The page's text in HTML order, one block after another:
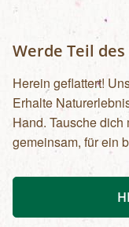
Werde Teil
Herein geflattert!
Erhalte
Hand. Tausche
gemeinsam, für ein